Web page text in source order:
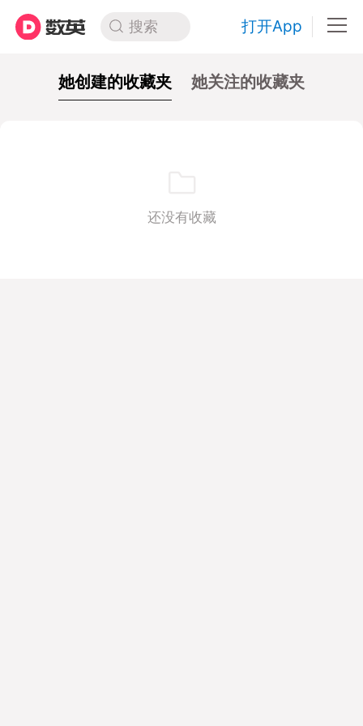
搜索 打开App
她创建的收藏夹 她关注的收藏夹
还没有收藏